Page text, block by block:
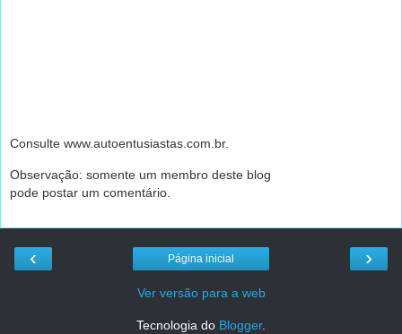
Consulte www.autoentusiastas.com.br.
Observação: somente um membro deste blog
pode postar um comentário.
‹ ›
Página inicial
Ver versão para a web
Tecnologia do Blogger.